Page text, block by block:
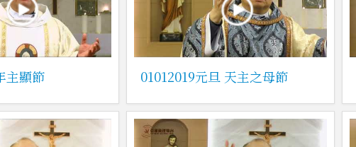
主顯節 01012019元旦 天主之母節